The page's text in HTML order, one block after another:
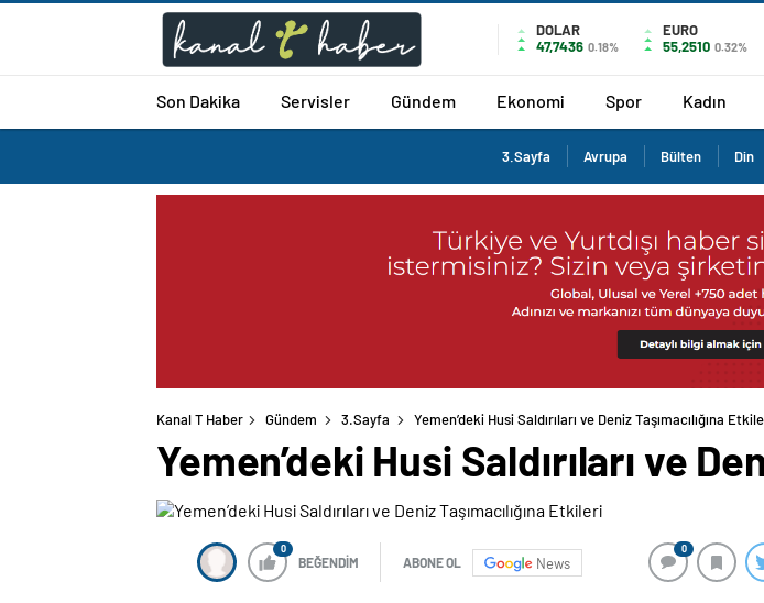
DOLAR
47,7436 0.18%
EURO
55,2510 0.32%
Son Dakika Servisler Gündem Ekonomi Spor Kadın
3.Sayfa Avrupa Bülten Din
Kanal T Haber Gündem 3.Sayfa Yemen’deki Husi Saldırıları ve Deniz Taşımacılığına
Yemen’deki Husi Saldırıları ve
0
BEĞENDİM ABONE OL News
0